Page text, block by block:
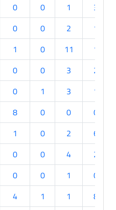
0 0 1
3
0 0 2
1
1 0 11
1
0 0 3
2
0 1 3
1
8 0 0
0
1 0 2
6
0 0 4
2
0 0 1
0
4 1 1
8